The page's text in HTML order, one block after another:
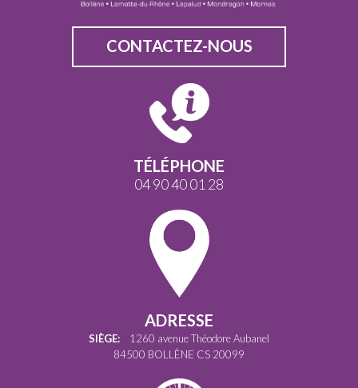
CONTACTEZ-NOUS
TÉLÉPHONE
04 90 40 01 28
ADRESSE
SIÈGE: 1260 avenue Théodore Aubanel
84500 BOLLÈNE CS 20099